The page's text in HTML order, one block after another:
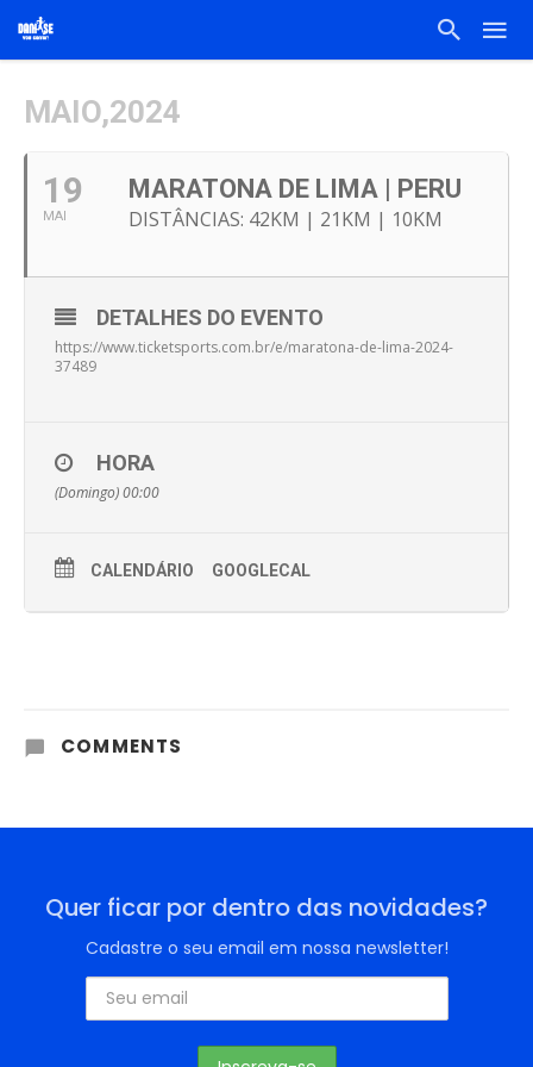
MAIO,2024
19
MAI
MARATONA DE LIMA | PERU
DISTÂNCIAS: 42KM | 21KM | 10KM
DETALHES DO EVENTO
https://www.ticketsports.com.br/e/maratona-de-lima-2024-
37489
HORA
(Domingo) 00:00
CALENDÁRIO GOOGLECAL
COMMENTS
Quer ficar por dentro das novidades?
Cadastre o seu email em nossa newsletter!